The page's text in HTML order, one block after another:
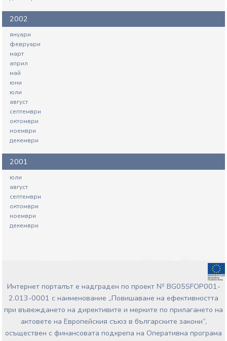
2002
януари
февруари
март
април
май
юни
юли
август
септември
октомври
ноември
декември
2001
юли
август
септември
октомври
ноември
декември
Интернет порталът е надграден по проект № BG05SFOP001-
2.013-0001 с наименование „Повишаване на ефективността
при въвеждането на директивите и мерките по прилагането на
актовете на Европейския съюз в българските закони”,
осъществен с финансовата подкрепа на Оперативна програма